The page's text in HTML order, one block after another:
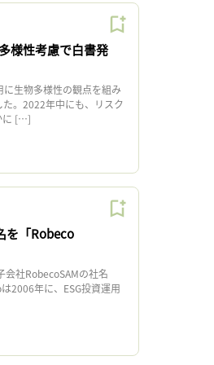
様性考慮で白書発
生物多様性の観点を組み
。2022年中にも、リスク
に […]
を「Robeco
社RobecoSAMの社名
2006年に、ESG投資運用